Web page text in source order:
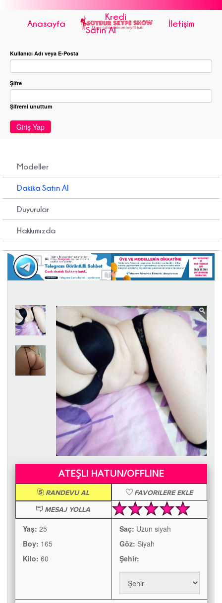
Anasayfa
Kredi
Satın Al
İletişim
Kullanıcı Adı veya E-Posta
Şifre
Şifremi unuttum
Giriş Yap
Modeller
Dakika Satın Al
Duyurular
Hakkımızda
ATEŞLI HATUN/OFFLINE
RANDEVU AL
FAVORILERE EKLE
MESAJ YOLLA
Yaş: 25
Boy: 165
Kilo: 60
Saç: Uzun siyah
Göz: Siyah
Şehir: